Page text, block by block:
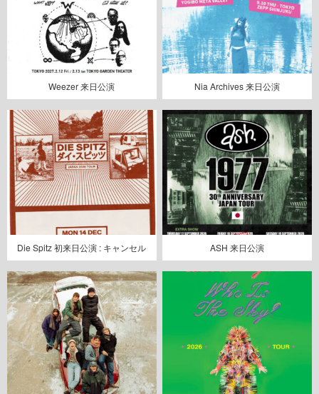
Weezer 来日公演 Nia Archives 来日公演
Die Spitz 初来日公演 : キャンセル ASH 来日公演